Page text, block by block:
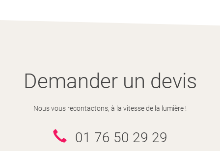
Demander un devis
Nous vous recontactons, à la vitesse de la lumière !
01 76 50 29 29